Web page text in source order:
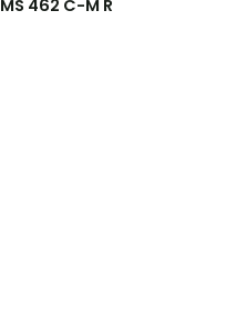
MS 462 C-M R